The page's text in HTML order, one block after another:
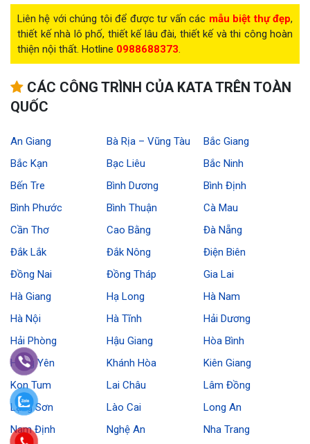
Liên hệ với chúng tôi để được tư vấn các mẫu biệt thự đẹp,
thiết kế nhà lô phố, thiết kế lâu đài, thiết kế và thi công hoàn
thiện nội thất. Hotline 0988688373.
CÁC CÔNG TRÌNH CỦA KATA TRÊN TOÀN
QUỐC
An Giang Bà Rịa – Vũng Tàu
Bắc Giang
Bắc Kạn
Bạc Liêu
Bắc Ninh
Bến Tre
Bình Dương
Bình Định
Bình Phước
Bình Thuận
Cà Mau
Cần Thơ
Cao Bằng
Đà Nẵng
Đắk Lắk
Đắk Nông
Điện Biên
Đồng Nai
Đồng Tháp
Gia Lai
Hà Giang
Hạ Long
Hà Nam
Hà Nội
Hà Tĩnh
Hải Dương
Hải Phòng
Hậu Giang
Hòa Bình
Hưng Yên
Khánh Hòa
Kiên Giang
Kon Tum
Lai Châu
Lâm Đồng
Lạng Sơn
Lào Cai
Long An
Nam Định
Nghệ An
Nha Trang